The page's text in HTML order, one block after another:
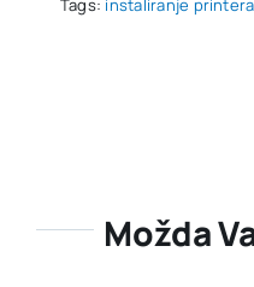
Tags: instaliranje printera
Možda